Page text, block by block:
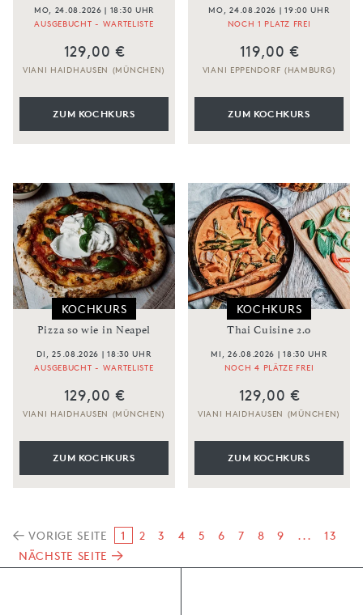
MO, 24.08.2026 | 18:30 UHR
AUSGEBUCHT - WARTELISTE
129,00 €
VIANI HAIDHAUSEN (MÜNCHEN)
ZUM KOCHKURS
MO, 24.08.2026 | 19:00 UHR
NOCH 1 PLATZ FREI
119,00 €
VIANI EPPENDORF (HAMBURG)
ZUM KOCHKURS
KOCHKURS
Pizza so wie in Neapel
DI, 25.08.2026 | 18:30 UHR
AUSGEBUCHT - WARTELISTE
129,00 €
VIANI HAIDHAUSEN (MÜNCHEN)
ZUM KOCHKURS
KOCHKURS
Thai Cuisine 2.0
MI, 26.08.2026 | 18:30 UHR
NOCH 4 PLÄTZE FREI
129,00 €
VIANI HAIDHAUSEN (MÜNCHEN)
ZUM KOCHKURS
VORIGE SEITE 1 2 3 4 5 6 7 8 9 ...
13
NÄCHSTE SEITE